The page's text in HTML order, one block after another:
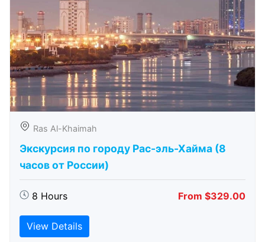
Ras Al-Khaimah
Экскурсия по городу Рас-эль-Хайма (8
часов от России)
8 Hours From $329.00
View Details